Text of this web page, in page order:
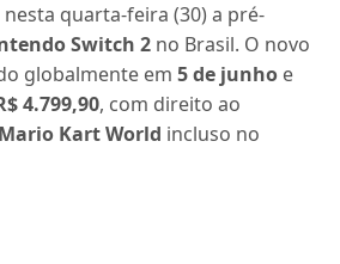
quarta-feira (30) a pré-
Switch 2 no Brasil. O novo
globalmente em5 de junho e
4.799,90, com direito ao
Mario Kart World incluso no